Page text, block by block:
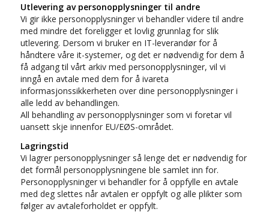
Utlevering av personopplysninger til andre
Vi gir ikke personopplysninger vi behandler videre til andre
med mindre det foreligger et lovlig grunnlag for slik
utlevering. Dersom vi bruker en IT-leverandør for å
håndtere våre it-systemer, og det er nødvendig for dem å
få adgang til vårt arkiv med personopplysninger, vil vi
inngå en avtale med dem for å ivareta
informasjonssikkerheten over dine personopplysninger i
alle ledd av behandlingen.
All behandling av personopplysninger som vi foretar vil
uansett skje innenfor EU/EØS-området.
Lagringstid
Vi lagrer personopplysninger så lenge det er nødvendig for
det formål personopplysningene ble samlet inn for.
Personopplysninger vi behandler for å oppfylle en avtale
med deg slettes når avtalen er oppfylt og alle plikter som
følger av avtaleforholdet er oppfylt.